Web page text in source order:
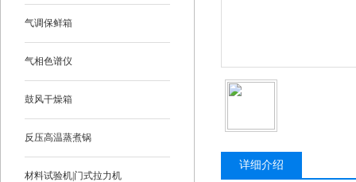
气调保鲜箱
气相色谱仪
鼓风干燥箱
反压高温蒸煮锅
材料试验机|门式拉力机
详细介绍